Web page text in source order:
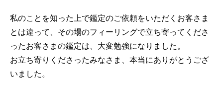
私のことを知った上で鑑定のご依頼をいただくお客さま
とは違って、その場のフィーリングで立ち寄ってくださ
ったお客さまの鑑定は、大変勉強になりました。
お立ち寄りくださったみなさま、本当にありがとうござ
いました。